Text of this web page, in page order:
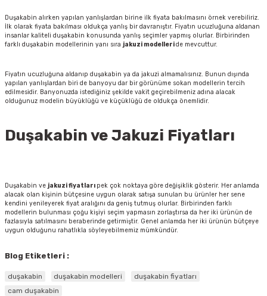
Duşakabin alırken yapılan yanlışlardan birine ilk fiyata bakılmasını örnek verebiliriz.
İlk olarak fiyata bakılması oldukça yanlış bir davranıştır. Fiyatın ucuzluğuna aldanan
insanlar kaliteli duşakabin konusunda yanlış seçimler yapmış olurlar. Birbirinden
farklı duşakabin modellerinin yanı sıra jakuzi modelleride mevcuttur.
Fiyatın ucuzluğuna aldanıp duşakabin ya da jakuzi almamalısınız. Bunun dışında
yapılan yanlışlardan biri de banyoyu dar bir görünüme sokan modellerin tercih
edilmesidir. Banyonuzda istediğiniz şekilde vakit geçirebilmeniz adına alacak
olduğunuz modelin büyüklüğü ve küçüklüğü de oldukça önemlidir.
Duşakabin ve Jakuzi Fiyatları
Duşakabin ve jakuzifiyatları pek çok noktaya göre değişiklik gösterir. Her anlamda
alacak olan kişinin bütçesine uygun olarak satışa sunulan bu ürünler her sene
kendini yenileyerek fiyat aralığını da geniş tutmuş olurlar. Birbirinden farklı
modellerin bulunması çoğu kişiyi seçim yapmasın zorlaştırsa da her iki ürünün de
fazlasıyla satılmasını beraberinde getirmiştir. Genel anlamda her iki ürünün bütçeye
uygun olduğunu rahatlıkla söyleyebilmemiz mümkündür.
Blog Etiketleri :
duşakabin duşakabin modelleri
duşakabin fiyatları
cam duşakabin